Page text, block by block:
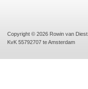
Copyright © 2026 Rowin van Diest.
KvK 55792707 te Amsterdam